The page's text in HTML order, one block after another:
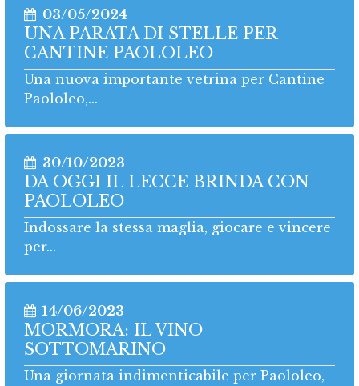
03/05/2024
UNA PARATA DI STELLE PER
CANTINE PAOLOLEO
Una nuova importante vetrina per Cantine
Paololeo,...
30/10/2023
DA OGGI IL LECCE BRINDA CON
PAOLOLEO
Indossare la stessa maglia, giocare e vincere
per...
14/06/2023
MORMORA: IL VINO
SOTTOMARINO
Una giornata indimenticabile per Paololeo,